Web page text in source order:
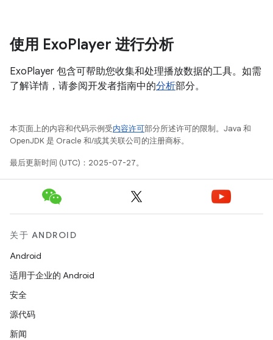
使用 ExoPlayer 进行分析
ExoPlayer 包含可帮助您收集和处理播放数据的工具。如需
了解详情，请参阅开发者指南中的分析部分。
本页面上的内容和代码示例受内容许可部分所述许可的限制。Java 和
OpenJDK 是 Oracle 和/或其关联公司的注册商标。
最后更新时间 (UTC)：2025-07-27。
关于 ANDROID
Android
适用于企业的 Android
安全
源代码
新闻